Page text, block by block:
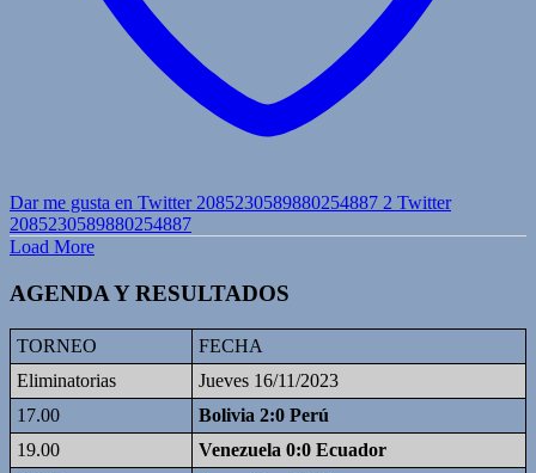
Dar me gusta en Twitter 2085230589880254887 2 Twitter
2085230589880254887
Load More
AGENDA Y RESULTADOS
TORNEO
FECHA
Eliminatorias
Jueves 16/11/2023
17.00
Bolivia 2:0 Perú
19.00
Venezuela 0:0 Ecuador